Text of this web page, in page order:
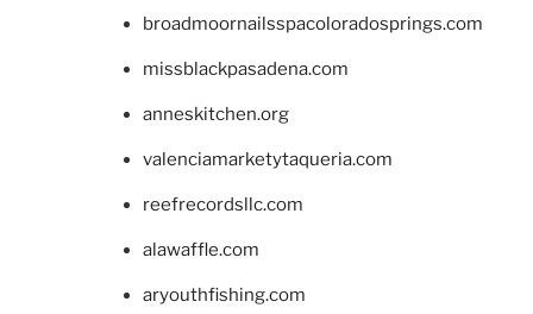
broadmoornailsspacoloradosprings.com
missblackpasadena.com
anneskitchen.org
valenciamarketytaqueria.com
reefrecordsllc.com
alawaffle.com
aryouthfishing.com